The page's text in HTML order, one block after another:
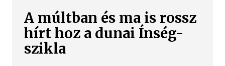
A múltban és ma is rossz
hírt hoz a dunai Ínség-
szikla